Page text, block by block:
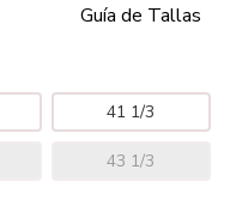
Guía de Tallas
41 1/3
43 1/3